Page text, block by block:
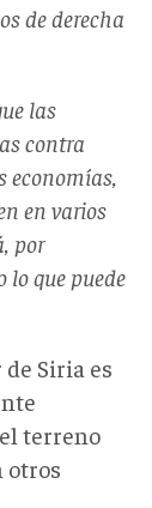
de derecha
las
contra
economías,
en varios
por
lo que puede
Siria es
terreno
otros